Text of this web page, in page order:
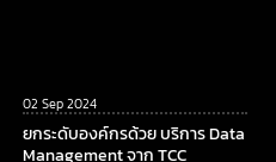
02 Sep 2024
ยกระดับองค์กรด้วย บริการ Data
Management จาก TCC